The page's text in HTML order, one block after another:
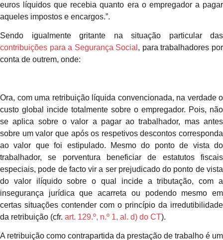
euros líquidos que recebia quanto era o empregador a pagar
aqueles impostos e encargos.”.
Sendo igualmente gritante na situação particular das
contribuições para a Segurança Social , para trabalhadores por
conta de outrem, onde:
Ora, com uma retribuição líquida convencionada, na verdade o
custo global incide totalmente sobre o empregador. Pois, não
se aplica sobre o valor a pagar ao trabalhador, mas antes
sobre um valor que após os respetivos descontos corresponda
ao valor que foi estipulado. Mesmo do ponto de vista do
trabalhador, se porventura beneficiar de estatutos fiscais
especiais, pode de facto vir a ser prejudicado do ponto de vista
do valor ilíquido sobre o qual incide a tributação, com a
insegurança jurídica que acarreta ou podendo mesmo em
certas situações contender com o princípio da irredutibilidade
da retribuição (cfr. art. 129.º, n.º 1, al. d) do CT).
A retribuição como contrapartida da prestação de trabalho é um